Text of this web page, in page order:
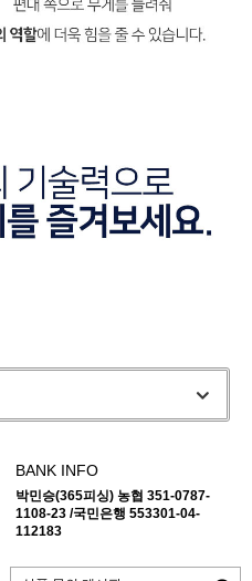
BANK INFO
박민승(365피싱) 농협 351-0787-
1108-23 /국민은행 553301-04-
112183